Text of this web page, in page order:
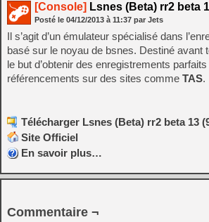
[Console] Lsnes (Beta) rr2 beta
Posté le 04/12/2013 à 11:37 par Jets
Il s’agit d’un émulateur spécialisé dans
basé sur le noyau de bsnes. Destiné avant
le but d’obtenir des enregistrements
référencements sur des sites comme TAS.
Télécharger Lsnes (Beta) rr2 beta 13
Site Officiel
En savoir plus…
Commentaire ¬